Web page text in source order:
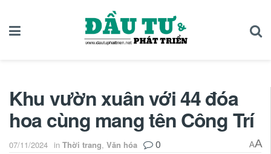
Khu vườn xuân với 44 đóa
hoa cùng mang tên Công Trí
07/11/2024 in Thời trang, Văn hóa 0 AA